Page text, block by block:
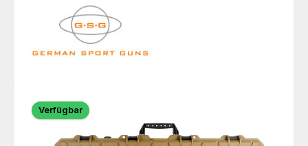
Bildergalerie überspringen
Verfügbar